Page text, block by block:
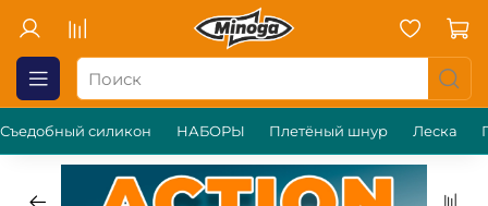
Съедобный силикон НАБОРЫ Плетёный шнур Леска